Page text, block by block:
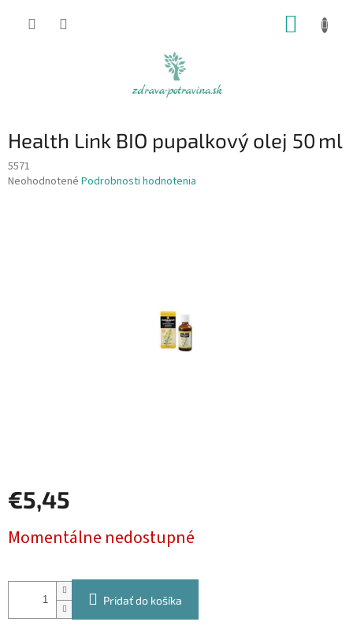
Health Link BIO pupalkový olej 50 ml
5571
Priemerné
Neohodnotené Podrobnosti hodnotenia
€5,45
cena:
Momentálne nedostupné
Pridať do košíka